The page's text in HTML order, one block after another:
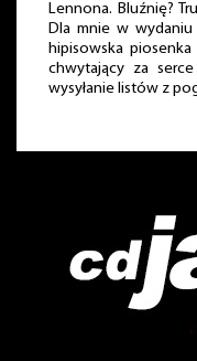
Lennona. Bluźnię?
Dla mnie w
hipisowska
chwytający za
wysyłanie listów z